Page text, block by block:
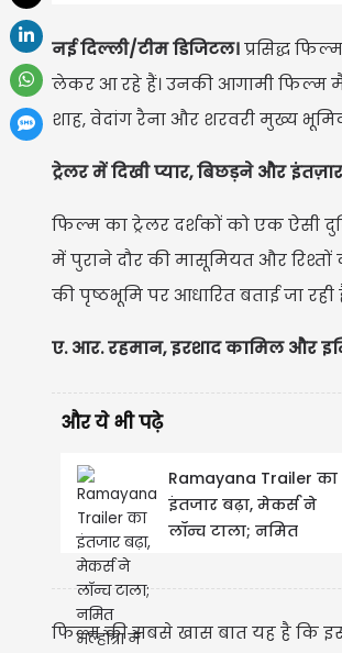
नई दिल्ली/टीम डिजिटल।प्रसिद्ध
लेकर आ रहे हैं। उनकी आगामी फिल्म मैं
शाह, वेदांग रैना और शरवरी मुख्य
ट्रेलर में दिखी प्यार, बिछड़ने और
फिल्म का ट्रेलर दर्शकों को एक ऐसी
में पुराने दौर की मासूमियत और
की पृष्ठभूमि पर आधारित बताई जा
ए. आर. रहमान, इरशाद कामिल और
और ये भी पढ़े
Ramayana Trailer का
इंतजार बढ़ा, मेकर्स ने
लॉन्च टाला; नमित
फिल्म की सबसे खास बात यह है कि